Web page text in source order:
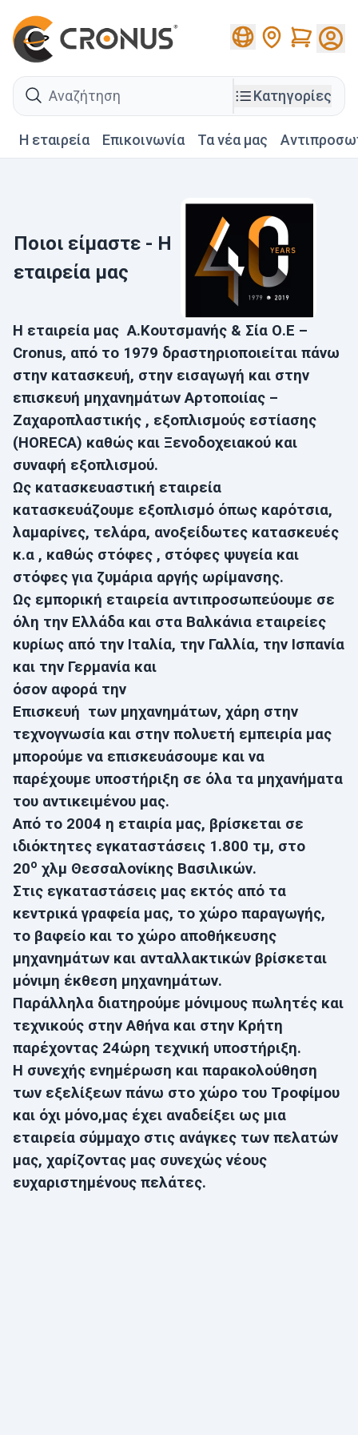
Cart
search
Κατηγορίες
Η εταιρεία Επικοινωνία Τα νέα μας
Ποιοι είμαστε - Η
εταιρεία μας
Η εταιρεία μας Α.Κουτσμανής & Σία Ο.Ε –
Cronus, από το 1979 δραστηριοποιείται πάνω
στην κατασκευή, στην εισαγωγή και στην
επισκευή μηχανημάτων Αρτοποιίας –
Ζαχαροπλαστικής , εξοπλισμούς εστίασης
(HORECA) καθώς και Ξενοδοχειακού και
συναφή εξοπλισμού.
Ως κατασκευαστική εταιρεία
κατασκευάζουμε εξοπλισμό όπως καρότσια,
λαμαρίνες, τελάρα, ανοξείδωτες κατασκευές
κ.α , καθώς στόφες , στόφες ψυγεία και
στόφες για ζυμάρια αργής ωρίμανσης.
Ως εμπορική εταιρεία αντιπροσωπεύουμε σε
όλη την Ελλάδα και στα Βαλκάνια εταιρείες
κυρίως από την Ιταλία, την Γαλλία, την Ισπανία
και την Γερμανία και
όσον αφορά την
Επισκευή των μηχανημάτων, χάρη στην
τεχνογνωσία και στην πολυετή εμπειρία μας
μπορούμε να επισκευάσουμε και να
παρέχουμε υποστήριξη σε όλα τα μηχανήματα
του αντικειμένου μας.
Από το 2004 η εταιρία μας, βρίσκεται σε
ιδιόκτητες εγκαταστάσεις 1.800 τμ, στο
20ο χλμ Θεσσαλονίκης Βασιλικών.
Στις εγκαταστάσεις μας εκτός από τα
κεντρικά γραφεία μας, το χώρο παραγωγής,
το βαφείο και το χώρο αποθήκευσης
μηχανημάτων και ανταλλακτικών βρίσκεται
μόνιμη έκθεση μηχανημάτων.
Παράλληλα διατηρούμε μόνιμους πωλητές και
τεχνικούς στην Αθήνα και στην Κρήτη
παρέχοντας 24ώρη τεχνική υποστήριξη.
Η συνεχής ενημέρωση και παρακολούθηση
των εξελίξεων πάνω στο χώρο του Τροφίμου
και όχι μόνο,μας έχει αναδείξει ως μια
εταιρεία σύμμαχο στις ανάγκες των πελατών
μας, χαρίζοντας μας συνεχώς νέους
ευχαριστημένους πελάτες.